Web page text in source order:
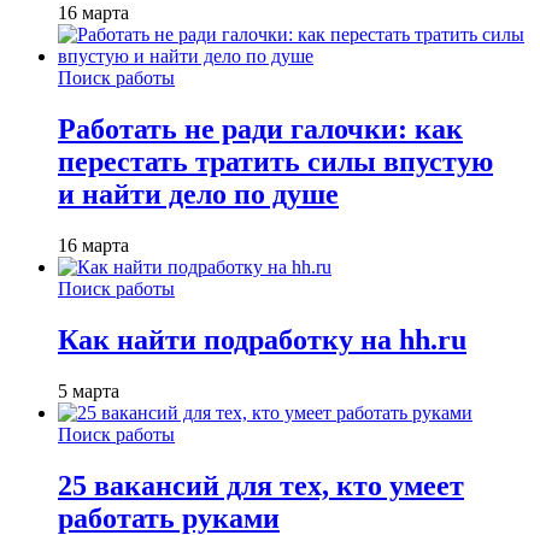
16 марта
Поиск работы
Работать не ради галочки: как
перестать тратить силы впустую
и найти дело по душе
16 марта
Поиск работы
Как найти подработку на hh.ru
5 марта
Поиск работы
25 вакансий для тех, кто умеет
работать руками